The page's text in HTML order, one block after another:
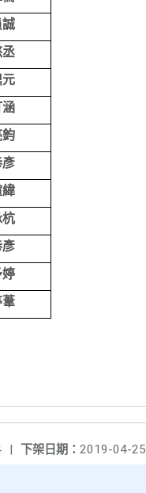
誠
丞
元
彥
彥
婷
下架日期： 2019-04-25
|